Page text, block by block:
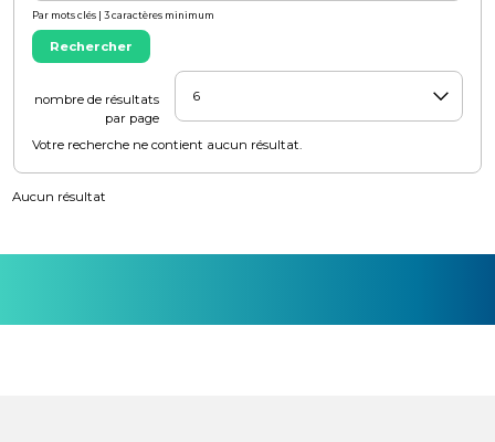
Par mots clés | 3 caractères minimum
Rechercher
nombre de résultats
par page
Votre recherche ne contient aucun résultat.
Aucun résultat